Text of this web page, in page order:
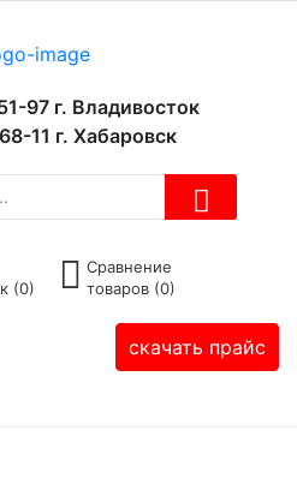
97 г. Владивосток
11 г. Хабаровск
(0)
Сравнение
товаров (0)
скачать прайс